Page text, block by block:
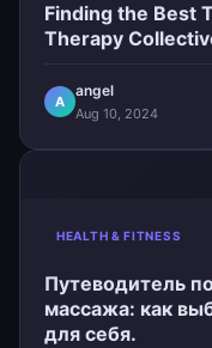
Finding the Best
Therapy
A
angel
Aug 10, 2024
HEALTH & FITNESS
Путеводитель
массажа: как
для себя.